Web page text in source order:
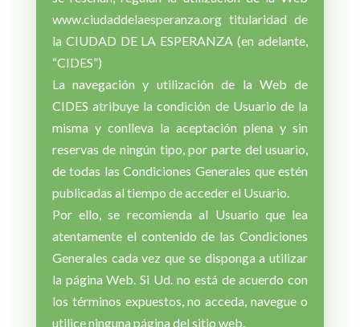
www.ciudaddelaesperanza.org titularidad de
la CIUDAD DE LA ESPERANZA (en adelante,
“CIDES”)
La navegación y utilización de la Web de
CIDES atribuye la condición de Usuario de la
misma y conlleva la aceptación plena y sin
reservas de ningún tipo, por parte del usuario,
de todas las Condiciones Generales que estén
publicadas al tiempo de acceder el Usuario.
Por ello, se recomienda al Usuario que lea
atentamente el contenido de las Condiciones
Generales cada vez que se disponga a utilizar
la página Web. Si Ud. no está de acuerdo con
los términos expuestos, no acceda, navegue o
utilice ninguna página del sitio web.